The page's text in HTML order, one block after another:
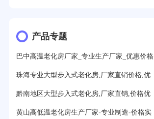
产品专题
巴中高温老化房厂家_专业生产厂家_优惠价格
珠海专业大型步入式老化房,厂家直销价格,优
黔南地区大型步入式老化房,厂家直销,价格优
黄山高低温老化房生产厂家-专业制造-价格实